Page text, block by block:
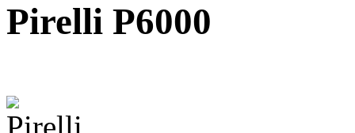
Pirelli P6000